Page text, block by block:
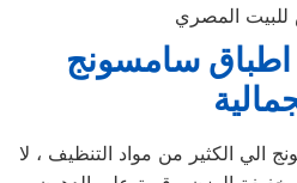
اطباق سامسونج
الي الكثير من مواد التنظيف ، لا